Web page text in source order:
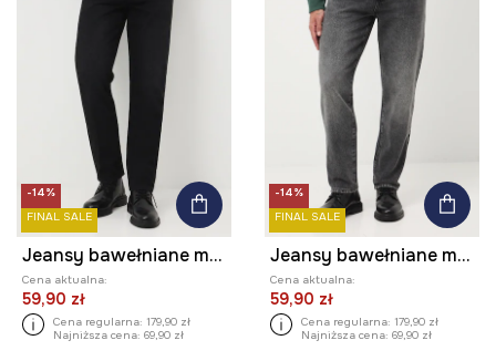
-14%
FINAL SALE
Jeansy bawełniane męskie z efektem sprania
Cena aktualna:
59,90 zł
Cena regularna: 179,90 zł
Najniższa cena: 69,90 zł
-14%
FINAL SALE
Jeansy bawełniane męskie z efektem sprania
Cena aktualna:
59,90 zł
Cena regularna: 179,90 zł
Najniższa cena: 69,90 zł